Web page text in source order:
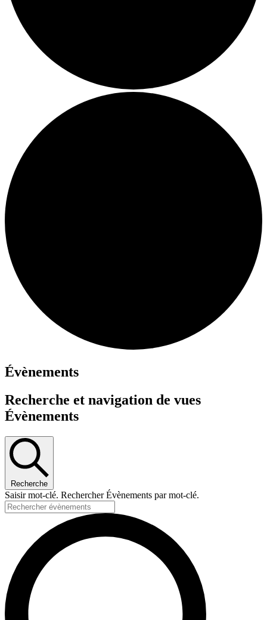
Évènements
Recherche et navigation de vues
Évènements
Recherche
Saisir mot-clé. Rechercher Évènements par mot-clé.